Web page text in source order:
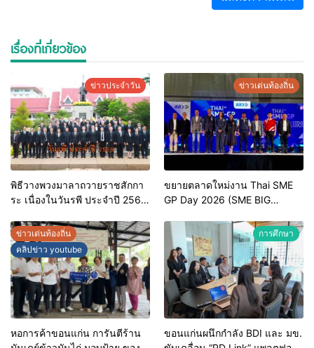
เรื่องที่เกี่ยวข้อง
ข่าวประจำวัน
พิธีวางพวงมาลาถวายราชสักกา
ระ เนื่องในวันรพี ประจำปี 2569
เพื่อเชื่อมความสัมพันธ์อันดีของ
หน่วยงานในกระบวนการ
ยุติธรรม
ข่าวเด่นท้องถิ่น
ขยายตลาดใหม่งาน Thai SME
GP Day 2026 (SME BIG
ข่าวเด่นท้องถิ่น
คลิปข่าว youtube
หอการค้าขอนแก่น การันตีร้าน
การศึกษา
ขอนแก่นผนึกกำลัง BDI และ มข.